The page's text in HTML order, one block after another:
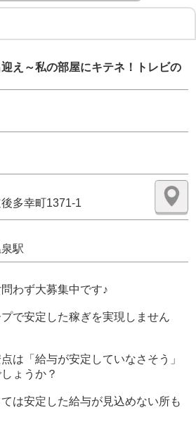
経験・男女不問！
歓迎！
があり、ノウハウを学びたい方
」「頑張った分お給料が欲しい」
送りたい」とお悩みの方、是非ご
県・香川県）で約30店舗を展開す
ープだからこそその願いが叶えら
正当な評価システムと明確なキャ
ます。
！
でも昇給を目指せます！
毎月査定・毎月給料アップの短期
しつつも、やりたいことを思いの
かと自負しています！
集内容をご確認ください。
recruit.php
え～私の部屋にキテネ！トレビの
多幸町1371-1
駅
わず大募集中です♪
で安定した稼ぎを実現しません
は「給与が安定していなさそう」
ょうか？
は安定した給与が見込めない所も